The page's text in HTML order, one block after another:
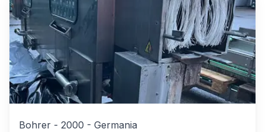
Bohrer - 2000 - Germania